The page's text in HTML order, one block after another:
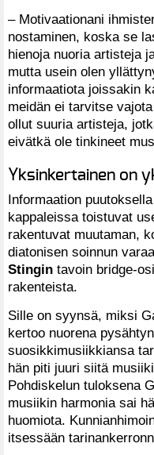
– Motivaationani
nostaminen, koska se
hienoja nuoria artisteja
mutta usein olen
informaatiota joissakin
meidän ei tarvitse
ollut suuria artisteja,
eivätkä ole tinkineet
Yksinkertainen on
Informaation
kappaleissa toistuvat
rakentuvat muutaman,
diatonisen soinnun
Stingin tavoin bridge-
rakenteista.
Sille on syynsä, miksi
kertoo nuorena
suosikkimusiikkiansa
hän piti juuri siitä
Pohdiskelun tuloksena
musiikin harmonia sai
huomiota.
itsessään